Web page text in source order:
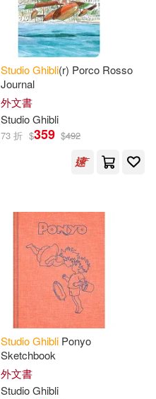
StudioGhibli(r) Porco Rosso
Journal
外文書
StudioGhibli
73 折 $359 $492
StudioGhibli Ponyo
Sketchbook
外文書
StudioGhibli